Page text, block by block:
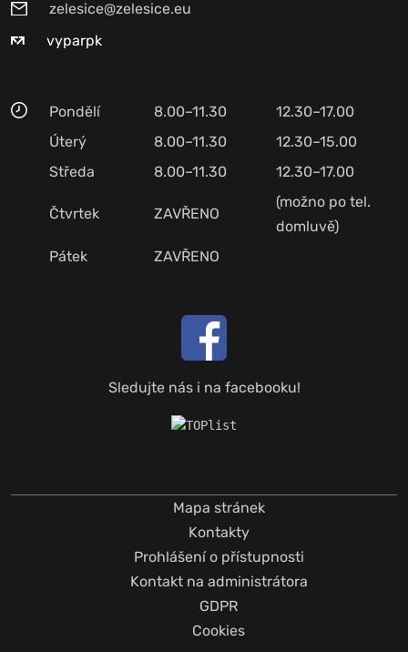
zelesice@zelesice.eu
vyparpk
Pondělí 8.00–11.30
12.30–17.00
Úterý
8.00–11.30
12.30–15.00
Středa
8.00–11.30 12.30–17.00
Čtvrtek ZAVŘENO
(možno po tel.
domluvě)
Pátek
ZAVŘENO
Sledujte nás i na facebooku!
Mapa stránek
Kontakty
Prohlášení o přístupnosti
Kontakt na administrátora
GDPR
Cookies